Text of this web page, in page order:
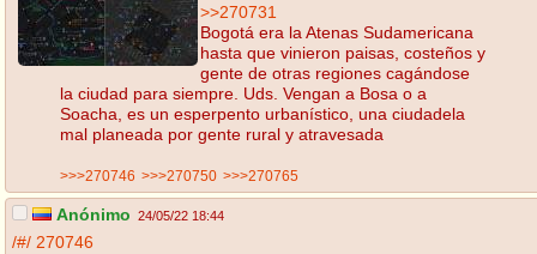
>>270731
Bogotá era la Atenas Sudamericana
hasta que vinieron paisas, costeños y
gente de otras regiones cagándose
la ciudad para siempre. Uds. Vengan a Bosa o a
Soacha, es un esperpento urbanístico, una ciudadela
mal planeada por gente rural y atravesada
>>>270746 >>>270750 >>>270765
Anónimo 24/05/22 18:44
/#/ 270746